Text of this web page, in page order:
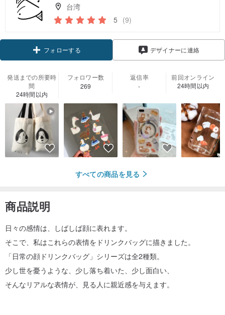
台湾
5 (9)
フォローする デザイナーに連絡
発送までの所要時
間
24時間以内
フォロワー数
269
返信率
-
前回オンライン
24時間以内
すべての商品を見る
商品説明
日々の感情は、しばしば顔に表れます。
そこで、私はこれらの表情をドリンクバッグに描きました。
「日常の顔ドリンクバッグ」シリーズは全2種類。
少し世を憂うような、少し落ち着いた、少し面白い、
そんなリアルな表情が、見る人に親近感を与えます。